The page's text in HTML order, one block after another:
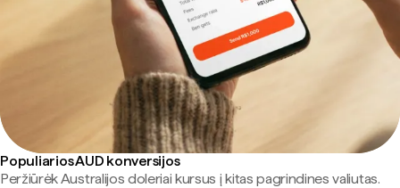
Populiarios AUD konversijos
Peržiūrėk Australijos doleriai kursus į kitas pagrindines valiutas.